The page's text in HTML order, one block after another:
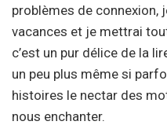
problèmes de connexion,
vacances et je mettrai
c’est un pur délice de la
un peu plus même si
histoires le nectar des
nous enchanter.